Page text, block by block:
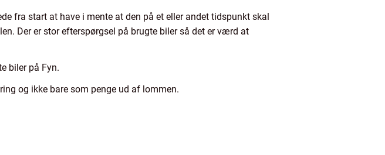
fra start at have i mente at den på et eller andet tidspunkt skal
Der er stor efterspørgsel på brugte biler så det er værd at
biler på Fyn.
og ikke bare som penge ud af lommen.